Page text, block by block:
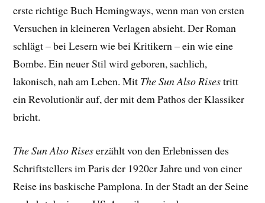
erste richtige Buch Hemingways, wenn man von ersten
Versuchen in kleineren Verlagen absieht. Der Roman
schlägt – bei Lesern wie bei Kritikern – ein wie eine
Bombe. Ein neuer Stil wird geboren, sachlich,
lakonisch, nah am Leben. Mit The Sun Also Risestritt
ein Revolutionär auf, der mit dem Pathos der Klassiker
bricht.
The Sun Also Riseserzählt von den Erlebnissen des
Schriftstellers im Paris der 1920er Jahre und von einer
Reise ins baskische Pamplona. In der Stadt an der Seine